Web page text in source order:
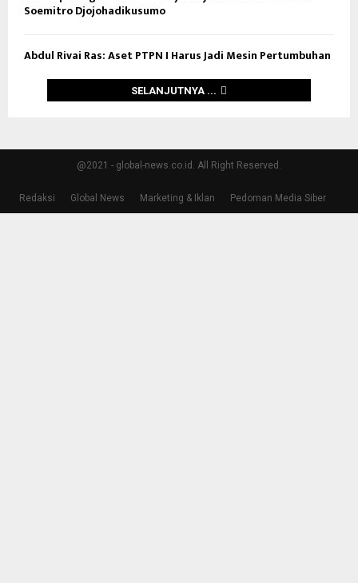
Soemitro Djojohadikusumo
Abdul Rivai Ras: Aset PTPN I Harus Jadi Mesin Pertumbuhan
SELANJUTNYA ...
@2021 - global-news.co.id. All Right Reserved.
Redaksi Global News Marketing & Iklan Pedoman Media Siber